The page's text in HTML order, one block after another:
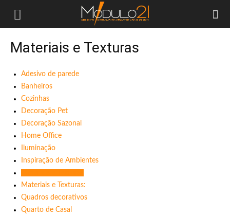
Módulo21
Materiais e Texturas
Adesivo de parede
Banheiros
Cozinhas
Decoração Pet
Decoração Sazonal
Home Office
Iluminação
Inspiração de Ambientes
Materiais e Texturas:
Quadros decorativos
Quarto de Casal